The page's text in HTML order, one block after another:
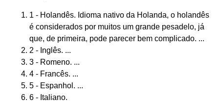
1 - Holandês. Idioma nativo da Holanda, o holandês
é considerados por muitos um grande pesadelo, já
que, de primeira, pode parecer bem complicado. ...
2 - Inglês. ...
3 - Romeno. ...
4 - Francês. ...
5 - Espanhol. ...
6 - Italiano.